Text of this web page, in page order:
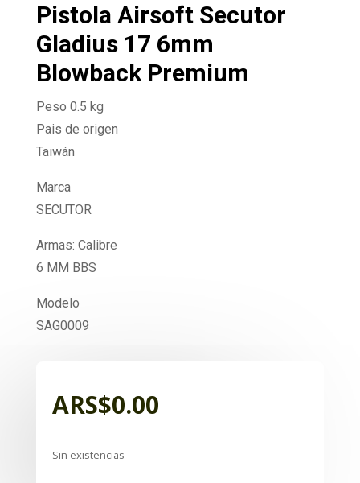
Pistola Airsoft Secutor
Gladius 17 6mm
Blowback Premium
Peso 0.5 kg
Pais de origen
Taiwán
Marca
SECUTOR
Armas: Calibre
6 MM BBS
Modelo
SAG0009
ARS$0.00
Sin existencias